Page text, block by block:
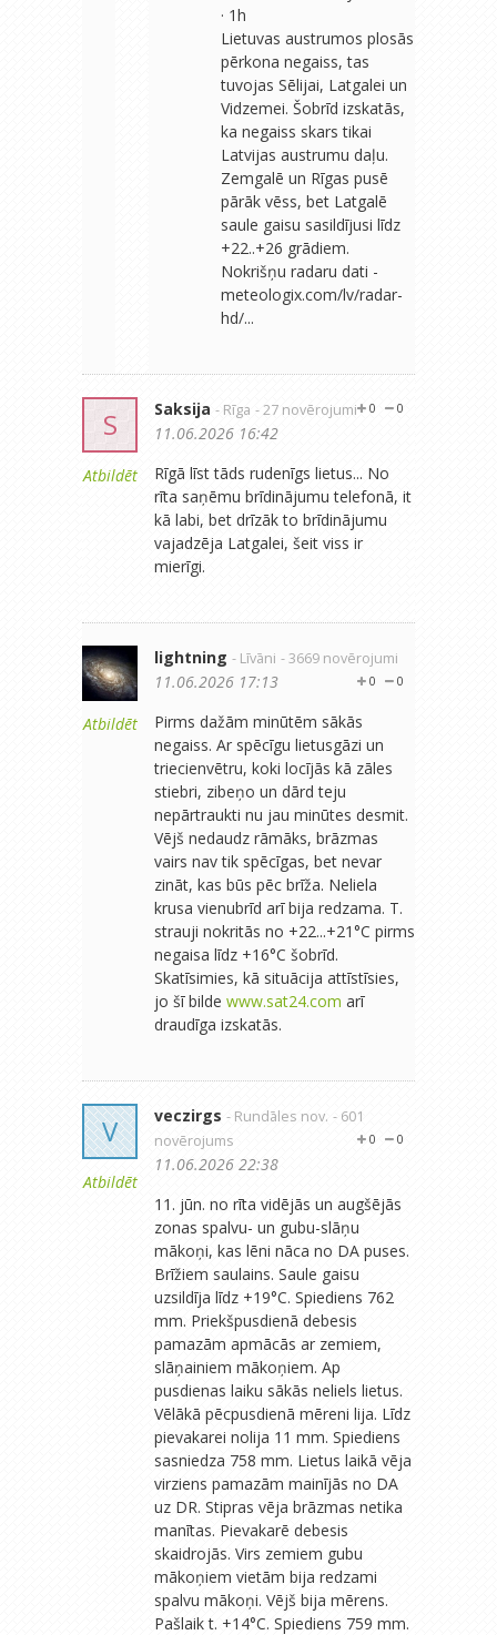
· 1h
Lietuvas austrumos plosās
pērkona negaiss, tas
tuvojas Sēlijai, Latgalei un
Vidzemei. Šobrīd izskatās,
ka negaiss skars tikai
Latvijas austrumu daļu.
Zemgalē un Rīgas pusē
pārāk vēss, bet Latgalē
saule gaisu sasildījusi līdz
+22..+26 grādiem.
Nokrišņu radaru dati -
meteologix.com/lv/radar-
hd/...
S
Atbildēt
Saksija - Rīga - 27 novērojumi 0
0
11.06.2026 16:42
Rīgā līst tāds rudenīgs lietus... No
rīta saņēmu brīdinājumu telefonā, it
kā labi, bet drīzāk to brīdinājumu
vajadzēja Latgalei, šeit viss ir
mierīgi.
Atbildēt
lightning - Līvāni - 3669 novērojumi
0
0
11.06.2026 17:13
Pirms dažām minūtēm sākās
negaiss. Ar spēcīgu lietusgāzi un
triecienvētru, koki locījās kā zāles
stiebri, zibeņo un dārd teju
nepārtraukti nu jau minūtes desmit.
Vējš nedaudz rāmāks, brāzmas
vairs nav tik spēcīgas, bet nevar
zināt, kas būs pēc brīža. Neliela
krusa vienubrīd arī bija redzama. T.
strauji nokritās no +22...+21°C pirms
negaisa līdz +16°C šobrīd.
Skatīsimies, kā situācija attīstīsies,
jo šī bilde www.sat24.com arī
draudīga izskatās.
V
Atbildēt
veczirgs - Rundāles nov. - 601
novērojums
0
0
11.06.2026 22:38
11. jūn. no rīta vidējās un augšējās
zonas spalvu- un gubu-slāņu
mākoņi, kas lēni nāca no DA puses.
Brīžiem saulains. Saule gaisu
uzsildīja līdz +19°C. Spiediens 762
mm. Priekšpusdienā debesis
pamazām apmācās ar zemiem,
slāņainiem mākoņiem. Ap
pusdienas laiku sākās neliels lietus.
Vēlākā pēcpusdienā mēreni lija. Līdz
pievakarei nolija 11 mm. Spiediens
sasniedza 758 mm. Lietus laikā vēja
virziens pamazām mainījās no DA
uz DR. Stipras vēja brāzmas netika
manītas. Pievakarē debesis
skaidrojās. Virs zemiem gubu
mākoņiem vietām bija redzami
spalvu mākoņi. Vējš bija mērens.
Pašlaik t. +14°C. Spiediens 759 mm.